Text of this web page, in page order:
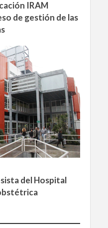
IRAM
de gestión de las
del Hospital